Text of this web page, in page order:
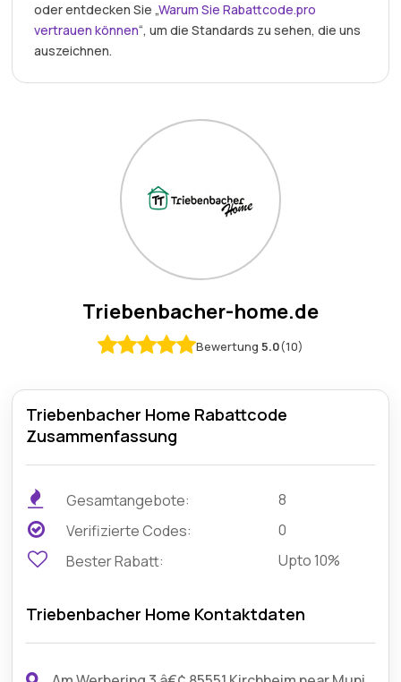
oder entdecken Sie „Warum Sie Rabattcode.pro
vertrauen können“, um die Standards zu sehen, die uns
auszeichnen.
Triebenbacher-home.de
Bewertung 5.0(10)
Triebenbacher Home Rabattcode
Zusammenfassung
Gesamtangebote:
8
Verifizierte Codes:
0
Bester Rabatt:
Upto 10%
Triebenbacher Home Kontaktdaten